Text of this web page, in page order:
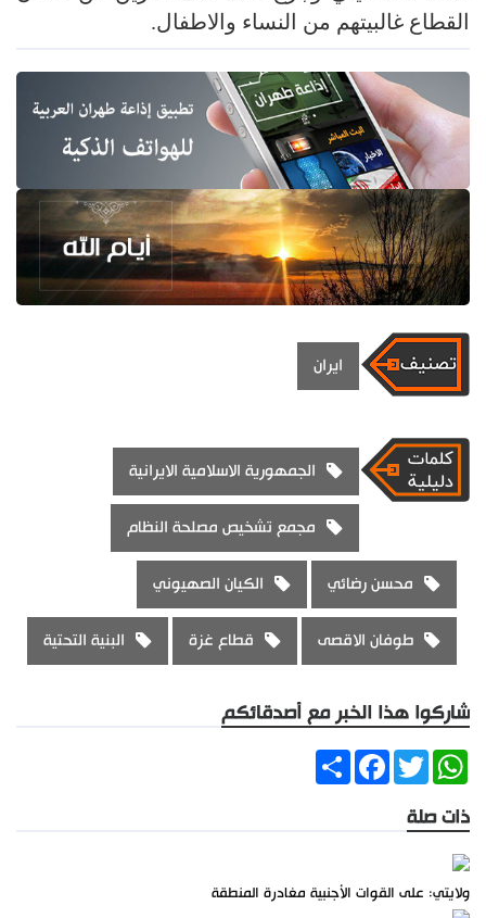
القطاع غالبيتهم من النساء والاطفال.
ايران
الجمهورية الاسلامية الايرانية
مجمع تشخيص مصلحة النظام
محسن رضائي الكيان الصهيوني
طوفان الاقصى قطاع غزة البنية التحتية
شاركوا هذا الخبر مع أصدقائكم
ShareFacebookTwitter
WhatsApp
ذات صلة
ولايتي: على القوات الأجنبية مغادرة المنطقة